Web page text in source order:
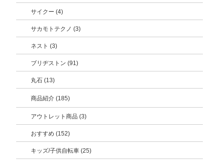
サイクー (4)
サカモトテクノ (3)
ネスト (3)
ブリヂストン (91)
丸石 (13)
商品紹介 (185)
アウトレット商品 (3)
おすすめ (152)
キッズ/子供自転車 (25)